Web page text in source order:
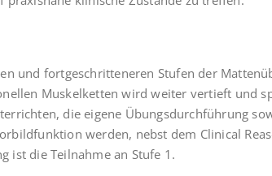
und fortgeschritteneren Stufen der
Muskelketten wird weiter vertieft und
die eigene Übungsdurchführung
werden, nebst dem Clinical
ist die Teilnahme an Stufe 1.